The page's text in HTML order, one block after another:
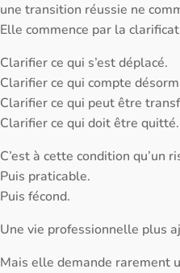
une transition réussie ne
Elle commence par la
Clarifier ce qui s’est déplacé.
Clarifier ce qui compte
Clarifier ce qui peut être
Clarifier ce qui doit être quitté.
C’est à cette condition qu’un
Puis praticable.
Puis fécond.
Une vie professionnelle plus
Mais elle demande rarement